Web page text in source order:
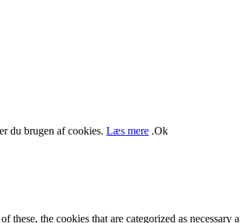
du brugen af cookies. Læs mere .Ok
the cookies that are categorized as necessary